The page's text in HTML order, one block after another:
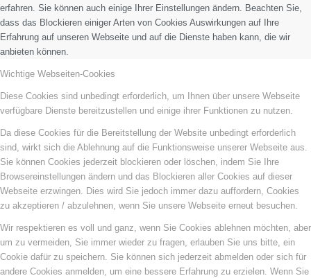
erfahren. Sie können auch einige Ihrer Einstellungen ändern. Beachten Sie,
dass das Blockieren einiger Arten von Cookies Auswirkungen auf Ihre
Erfahrung auf unseren Webseite und auf die Dienste haben kann, die wir
anbieten können.
Wichtige Webseiten-Cookies
Diese Cookies sind unbedingt erforderlich, um Ihnen über unsere Webseite
verfügbare Dienste bereitzustellen und einige ihrer Funktionen zu nutzen.
Da diese Cookies für die Bereitstellung der Website unbedingt erforderlich
sind, wirkt sich die Ablehnung auf die Funktionsweise unserer Webseite aus.
Sie können Cookies jederzeit blockieren oder löschen, indem Sie Ihre
Browsereinstellungen ändern und das Blockieren aller Cookies auf dieser
Webseite erzwingen. Dies wird Sie jedoch immer dazu auffordern, Cookies
zu akzeptieren / abzulehnen, wenn Sie unsere Webseite erneut besuchen.
Wir respektieren es voll und ganz, wenn Sie Cookies ablehnen möchten, aber
um zu vermeiden, Sie immer wieder zu fragen, erlauben Sie uns bitte, ein
Cookie dafür zu speichern. Sie können sich jederzeit abmelden oder sich für
andere Cookies anmelden, um eine bessere Erfahrung zu erzielen. Wenn Sie